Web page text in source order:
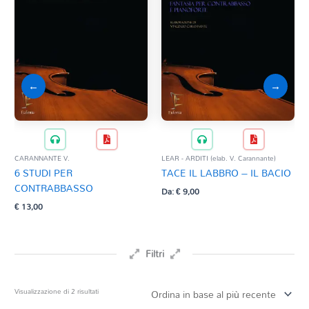
←
CARANNANTE V.
6 STUDI PER
CONTRABBASSO
€13,00
LEAR - ARDITI (elab. V. Carannante)
TACE IL LABBRO – IL BACIO
Da:€9,00
→
Filtri
Visualizzazione di 2 risultatiOrdina
in